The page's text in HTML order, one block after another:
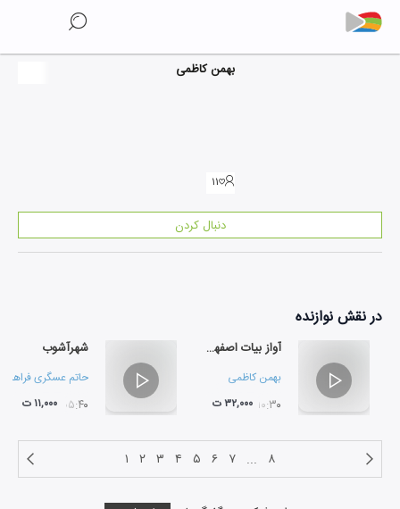
بهمن کاظمی
۱۱
دنبال کردن
در نقشنوازنده
آواز بیات اصفهان 4
بهمن کاظمی
۱۰:۳۰ ۳۲,۰۰۰ ت
شهرآشوب
حاتم عسگری
۰۵:۴۰ ۱۱,۰۰۰ ت
۱ ۲ ۳ ۴ ۵ ۶ ۷ ... ۸